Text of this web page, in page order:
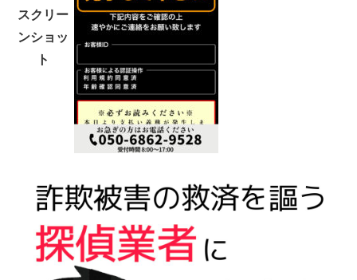
スクリー
ンショッ
ト